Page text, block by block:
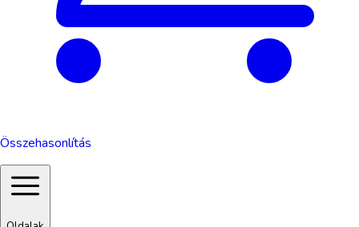
Összehasonlítás